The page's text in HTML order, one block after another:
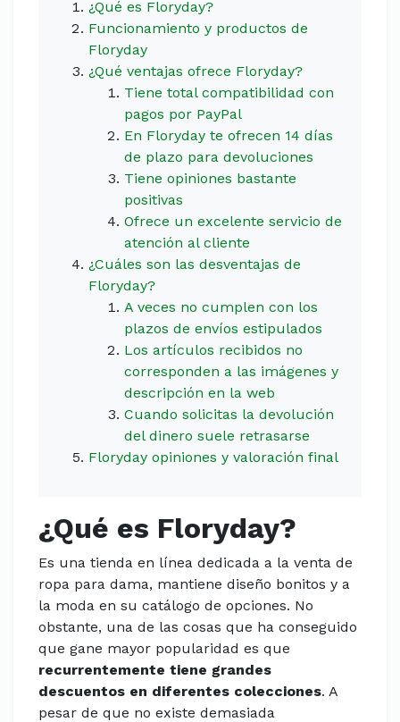
¿Qué es Floryday?
Funcionamiento y productos de
Floryday
¿Qué ventajas ofrece Floryday?
Tiene total compatibilidad con
pagos por PayPal
En Floryday te ofrecen 14 días
de plazo para devoluciones
Tiene opiniones bastante
positivas
Ofrece un excelente servicio de
atención al cliente
¿Cuáles son las desventajas de
Floryday?
A veces no cumplen con los
plazos de envíos estipulados
Los artículos recibidos no
corresponden a las imágenes y
descripción en la web
Cuando solicitas la devolución
del dinero suele retrasarse
Floryday opiniones y valoración final
¿Qué es Floryday?
Es una tienda en línea dedicada a la venta de
ropa para dama, mantiene diseño bonitos y a
la moda en su catálogo de opciones. No
obstante, una de las cosas que ha conseguido
que gane mayor popularidad es que
recurrentemente tiene grandes
descuentos en diferentes colecciones. A
pesar de que no existe demasiada